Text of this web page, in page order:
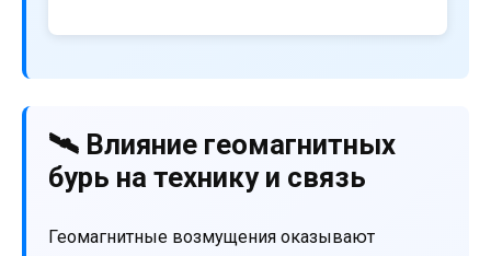
🛰️ Влияние геомагнитных
бурь на технику и связь
Геомагнитные возмущения оказывают